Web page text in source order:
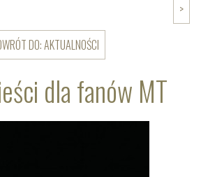
dla fanów MT
>
DO: AKTUALNOŚCI